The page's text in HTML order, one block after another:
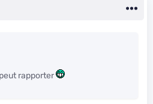
rapporter